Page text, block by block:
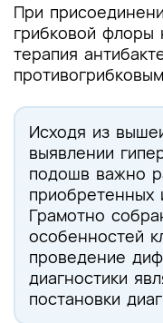
При
грибковой флоры
терапия
Исходя из
выявлении
подошв важно
приобретенных
Грамотно
особенностей
проведение
диагностики
постановки